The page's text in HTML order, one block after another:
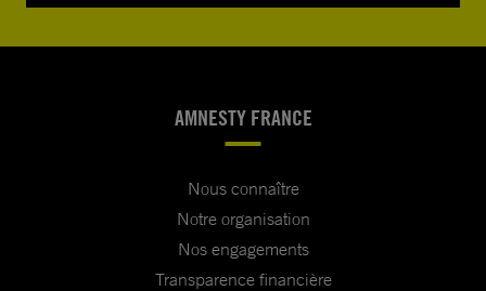
AMNESTY FRANCE
Nous connaître
Notre organisation
Nos engagements
Transparence financière